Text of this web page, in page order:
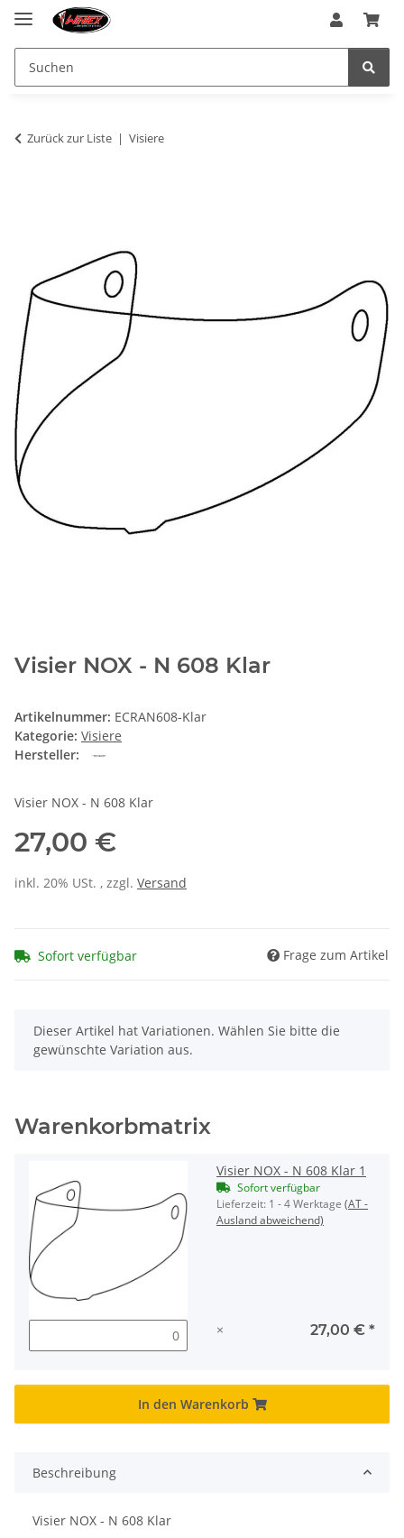
Zurück zur Liste Visiere
Visier NOX - N 608 Klar
Artikelnummer: ECRAN608-Klar
Kategorie: Visiere
Hersteller:
Visier NOX - N 608 Klar
27,00 €
inkl. 20% USt. , zzgl. Versand
Sofort verfügbar Frage zum Artikel
x
Dieser Artikel hat Variationen. Wählen Sie bitte die
gewünschte Variation aus.
Warenkorbmatrix
Visier NOX - N 608 Klar 1
Sofort verfügbar
Lieferzeit: 1 - 4 Werktage (AT -
Ausland abweichend)
× 27,00 € *
In den Warenkorb
Beschreibung
Visier NOX - N 608 Klar